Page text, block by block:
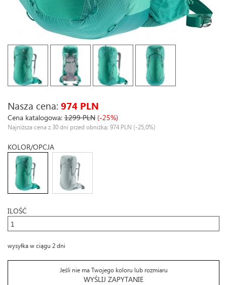
Nasza cena: 974 PLN
Cena katalogowa: 1299 PLN (-25%)
Najniższa cena z 30 dni przed obniżką: 974 PLN (-25,0%)
KOLOR/OPCJA
ILOŚĆ
wysyłka w ciągu 2 dni
Jeśli nie ma Twojego koloru lub rozmiaru
WYŚLIJ ZAPYTANIE